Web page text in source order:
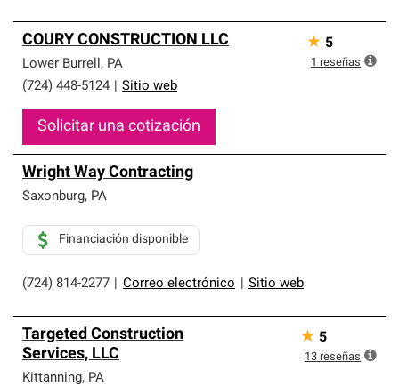
COURY CONSTRUCTION LLC
Lower Burrell, PA
(724) 448-5124
Sitio web
Solicitar una cotización
★ 5
1 reseñas
Wright Way Contracting
Saxonburg, PA
(724) 814-2277 Correo electrónico Sitio web
Financiación disponible
Targeted Construction
Services, LLC
Kittanning, PA
★ 5
13 reseñas